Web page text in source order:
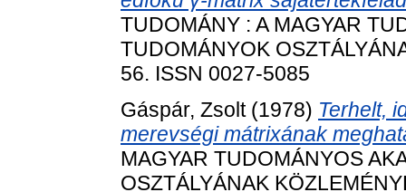
TUDOMÁNY : A MAGYAR
TUDOMÁNYOK
56. ISSN 0027-5085
Gáspár, Zsolt(1978) Terhelt,
merevségi mátrixának
MAGYAR TUDOMÁNYOS
OSZTÁLYÁNAK